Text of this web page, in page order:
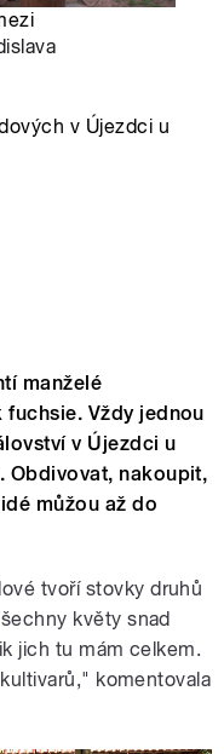
v Újezdci u
manželé
fuchsie. Vždy jednou
v Újezdci u
Obdivovat, nakoupit,
můžou až do
tvoří stovky druhů
květy snad
jich tu mám celkem.
komentovala